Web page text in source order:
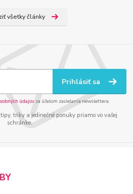
všetky články
Prihlásiť sa
údajov za účelom zasielania newslettera.
triky a jedinečné ponuky priamo vo vašej
schránke.